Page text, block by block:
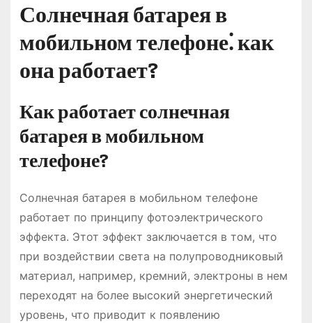
Солнечная батарея в
мобильном телефоне⁚ как
она работает?
Как работает солнечная
батарея в мобильном
телефоне?
Солнечная батарея в мобильном телефоне
работает по принципу фотоэлектрического
эффекта. Этот эффект заключается в том, что
при воздействии света на полупроводниковый
материал, например, кремний, электроны в нем
переходят на более высокий энергетический
уровень, что приводит к появлению